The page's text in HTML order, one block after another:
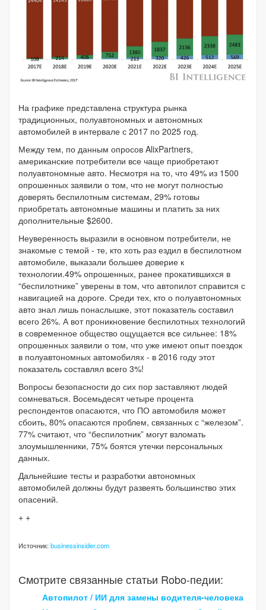
На графике представлена структура рынка
традиционных, полуавтономных и автономных
автомобилей в интервале с 2017 по 2025 год.
Между тем, по данным опросов AlixPartners,
американские потребители все чаще приобретают
полуавтономные авто. Несмотря на то, что 49% из 1500
опрошенных заявили о том, что не могут полностью
доверять беспилотным системам, 29% готовы
приобретать автономные машины и платить за них
дополнительные $2600.
Неуверенность выразили в основном потребители, не
знакомые с темой - те, кто хоть раз ездил в беспилотном
автомобиле, выказали большее доверие к
технологии.49% опрошенных, ранее прокатившихся в
“беспилотнике” уверены в том, что автопилот справится с
навигацией на дороге. Среди тех, кто о полуавтономных
авто знал лишь понаслышке, этот показатель составил
всего 26%. А вот проникновение беспилотных технологий
в современное общество ощущается все сильнее: 18%
опрошенных заявили о том, что уже имеют опыт поездок
в полуавтономных автомобилях - в 2016 году этот
показатель составлял всего 3%!
Вопросы безопасности до сих пор заставляют людей
сомневаться. Восемьдесят четыре процента
респондентов опасаются, что ПО автомобиля может
сбоить, 80% опасаются проблем, связанных с “железом”.
77% считают, что “беспилотник” могут взломать
злоумышленники, 75% боятся утечки персональных
данных.
Дальнейшие тесты и разработки автономных
автомобилей должны будут развеять большинство этих
опасений.
+ +
Источник:businessinsider.com
Смотрите связанные статьи Robo-педии:
Автопилот / ИИ для замены водителя-человека